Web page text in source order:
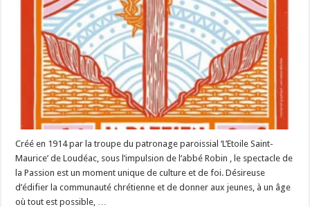
Créé en 1914 par la troupe du patronage paroissial ‘L’Etoile Saint-
Maurice’ de Loudéac, sous l’impulsion de l’abbé Robin , le spectacle de
la Passion est un moment unique de culture et de foi. Désireuse
d’édifier la communauté chrétienne et de donner aux jeunes, à un âge
où tout est possible, …